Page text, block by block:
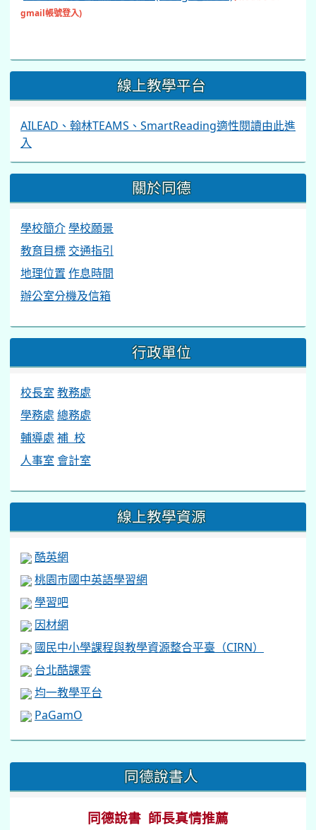
gmail帳號登入)
線上教學平台
AILEAD、翰林TEAMS、SmartReading適性閱讀由此進
入
關於同德
學校簡介學校願景
教育目標 交通指引
地理位置 作息時間
辦公室分機及信箱
行政單位
校長室 教務處
學務處 總務處
輔導處 補 校
人事室 會計室
線上教學資源
酷英網
桃園市國中英語學習網
學習吧
因材網
國民中小學課程與教學資源整合平臺（CIRN）
台北酷課雲
均一教學平台
PaGamO
::: 同德說書人
同德說書 師長真情推薦